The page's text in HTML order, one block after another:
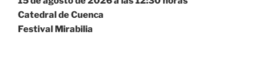
Catedral de Cuenca
Festival Mirabilia